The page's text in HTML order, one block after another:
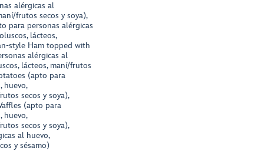
alérgicas al
frutos secos y soya),
para personas alérgicas
lácteos,
style Ham topped with
alérgicas al
lácteos, maní/frutos
(apto para
huevo,
secos y soya),
(apto para
huevo,
secos y soya),
al huevo,
y sésamo)